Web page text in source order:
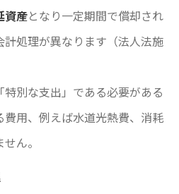
資産となり一定期間で償却され
処理が異なります（法人法施
別な支出」である必要がある
用、例えば水道光熱費、消耗
ん。